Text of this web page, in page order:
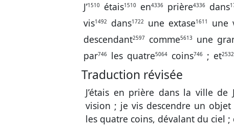
J’1510 étais1510 en4336 prière4336 dans
vis1492 dans1722 une extase1611 une
descendant2597 comme5613 une
par746 les quatre5064 coins746 ; et2532
Traduction révisée
J’étais en prière dans la ville de
vision ; je vis descendre un
les quatre coins, dévalant du ciel ;